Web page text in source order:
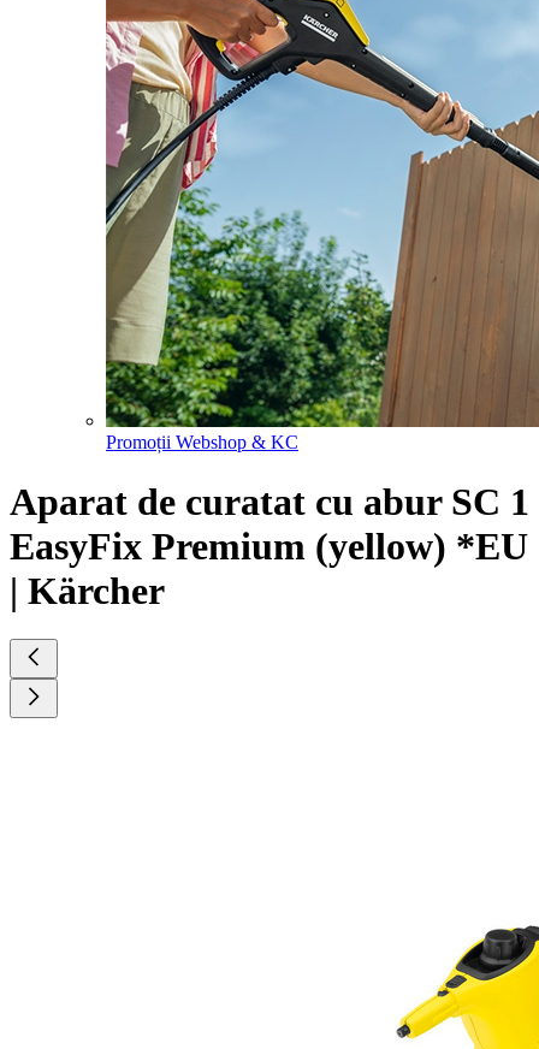
Promoții Webshop & KC
Aparat de curatat cu abur SC 1
EasyFix Premium (yellow) *EU
| Kärcher